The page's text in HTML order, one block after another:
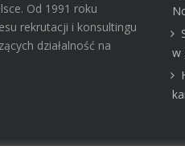
Od 1991 roku
rekrutacji i konsultingu
działalność na
w